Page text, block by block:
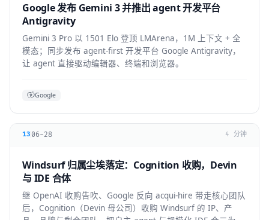
Google 发布 Gemini 3 并推出 agent 开发平台
Antigravity
Gemini 3 Pro 以 1501 Elo 登顶 LMArena，1M 上下文 + 全
模态；同步发布 agent-first 开发平台 Google Antigravity，
让 agent 直接驱动编辑器、终端和浏览器。
Google
13 06-28 4 分钟
Windsurf 归属尘埃落定：Cognition 收购，Devin
与 IDE 合体
继 OpenAI 收购告吹、Google 反向 acqui-hire 带走核心团队
后，Cognition（Devin 母公司）收购 Windsurf 的 IP、产